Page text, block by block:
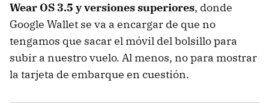
Wear OS 3.5 y versiones superiores, donde
Google Wallet se va a encargar de que no
tengamos que sacar el móvil del bolsillo para
subir a nuestro vuelo. Al menos, no para mostrar
la tarjeta de embarque en cuestión.